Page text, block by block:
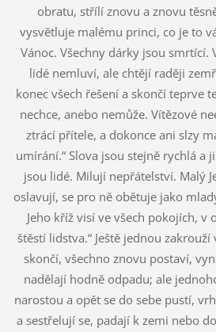
obratu, střílí znovu a znovu
vysvětluje malému princi, co je to
Vánoc. Všechny dárky jsou smrtící.
lidé nemluví, ale chtějí raději
konec všech řešení a skončí teprve
nechce, anebo nemůže. Vítězové
ztrácí přítele, a dokonce ani slzy
umírání.“ Slova jsou stejně rychlá a
jsou lidé. Milují nepřátelství. Malý
oslavují, se pro ně obětuje jako
Jeho kříž visí ve všech pokojích, v
štěstí lidstva.“ Ještě jednou zakrouží
skončí, všechno znovu postaví,
nadělají hodně odpadu; ale
narostou a opět se do sebe pustí,
a sestřelují se, padají k zemi nebo